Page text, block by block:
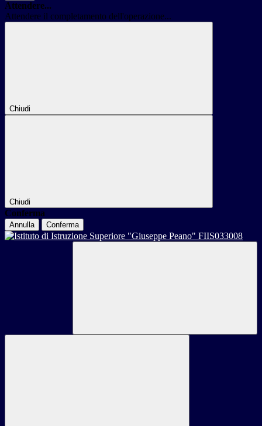
Attendere...
Attendere il completamento dell'operazione...
Chiudi
Chiudi
Conferma
Annulla Conferma